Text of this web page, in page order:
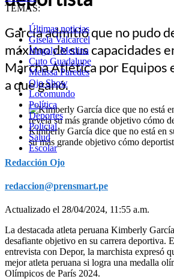
TEMAS:
Últimas noticias
Gisela Valcarcel
Magaly Medina
Cuto Guadalupe
Melissa Paredes
Ojo Show
Locomundo
Política
Deportes
Policial
Salud
Escolar
García admitió que no pudo
máximo de sus capacidades
Marcha Atlética por Equipos
a que ganó.
Kimberly García dice que no está en
su más grande objetivo cómo
Redacción Ojo
redaccion@prensmart.pe
Actualizado el 28/04/2024, 11:55 a.m.
La destacada atleta peruana Kimberly
desafiante objetivo en su carrera deportiva.
entrevista con Depor, la marchista expresó
mejor atleta peruana si logra una medalla
Olímpicos de París 2024.